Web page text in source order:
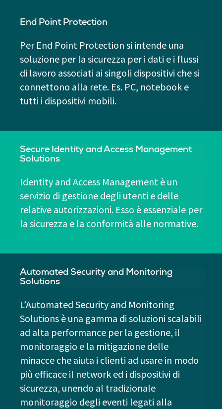
End Point Protection
Per End Point Protection si intende una
soluzione per la sicurezza per i dati e i flussi
di lavoro associati ai singoli dispositivi che si
connettono alla rete. Es. PC, notebook e
tutti i dispositivi mobili.
Secure Identity and Access Management
Solutions
Identity and Access Management è un
servizio di gestione degli utenti e delle
relative autorizzazioni. Esso è essenziale per
la sicurezza e la conformità alle normative.
Automated Security and Monitoring
Solutions
L’Automated Security and Monitoring
Solutions è una gamma di soluzioni scalabili
ad alta performance per la gestione, il
monitoraggio e la mitigazione delle
minacce che aiuta i clienti ad usare in modo
più efficace il network ed i dispositivi di
sicurezza, unendo al tradizionale
monitoraggio degli eventi legati alla